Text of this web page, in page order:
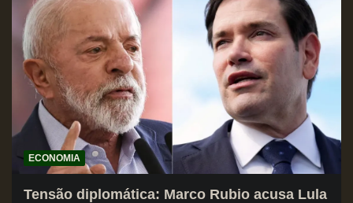
ECONOMIA
Tensão diplomática: Marco Rubio acusa Lula